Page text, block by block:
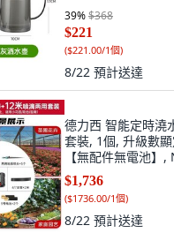
39%$368
$221
($221.00/1個)
8/22 預計送達
德力西 智能定時澆
套裝, 1個, 升級數
【無配件無電池】,
$1,736
($1736.00/1個)
8/22 預計送達